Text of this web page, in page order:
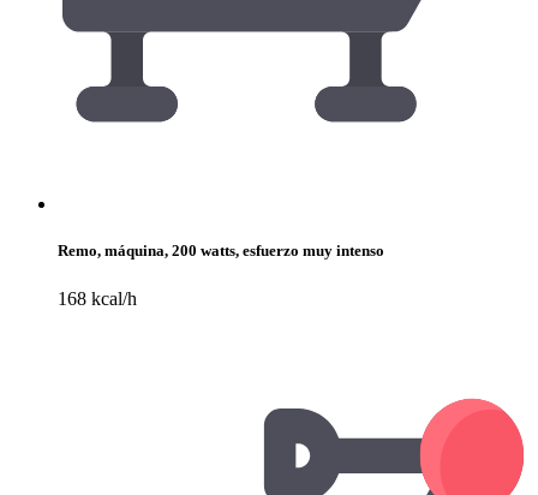
Remo, máquina, 200 watts, esfuerzo muy intenso
168 kcal/h